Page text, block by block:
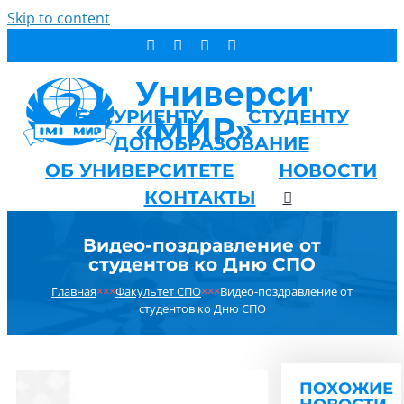
Skip to content
АБИТУРИЕНТУ
СТУДЕНТУ
ДОПОБРАЗОВАНИЕ
ОБ УНИВЕРСИТЕТЕ
НОВОСТИ
КОНТАКТЫ
Видео-поздравление от
студентов ко Дню СПО
Главная×××Факультет СПО×××Видео-поздравление от
студентов ко Дню СПО
ПОХОЖИЕ